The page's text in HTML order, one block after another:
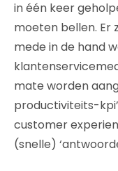
in één keer
moeten bellen. Er
mede in de hand
mate worden
productiviteits-
customer
(snelle)